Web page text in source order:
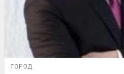
ГОРОД